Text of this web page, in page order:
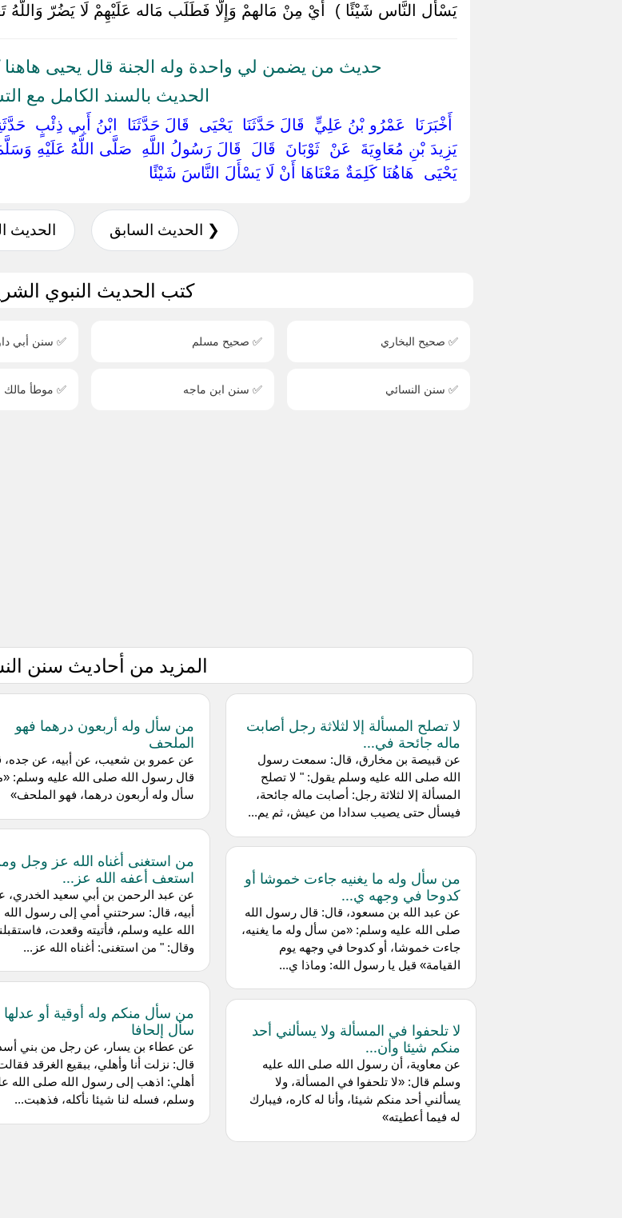
يَسْأَل النَّاس شَيْئًا ) ‏ ‏أَيْ مِنْ مَالهمْ وَإِلَّا فَطَلَب مَاله عَلَيْهِمْ لَا يَضُرّ وَاللَّهُ
حديث من يضمن لي واحدة وله الجنة قال يحيى هاهنا
الحديث بالسند الكامل مع
‏أَخْبَرَنَا ‏ ‏عَمْرُو بْنُ عَلِيٍّ ‏ ‏قَالَ حَدَّثَنَا ‏ ‏يَحْيَى ‏ ‏قَالَ حَدَّثَنَا ‏ ‏ابْنُ أَبِي ذِئْبٍ
يَزِيدَ بْنِ مُعَاوِيَةَ ‏ ‏عَنْ ‏ ‏ثَوْبَانَ ‏ ‏قَالَ ‏ ‏قَالَ رَسُولُ اللَّهِ ‏ ‏صَلَّى اللَّهُ عَلَيْهِ
‏يَحْيَى ‏ ‏هَاهُنَا كَلِمَةٌ مَعْنَاهَا أَنْ لَا يَسْأَلَ النَّاسَ شَيْئًا ‏
❮ الحديث السابق الحديث
كتب الحديث النبوي
✅ صحيح البخاري ✅ صحيح مسلم ✅ سنن أبي
✅ سنن النسائي ✅ سنن ابن ماجه ✅ موطأ مالك
المزيد من أحاديث سنن
لا تصلح المسألة إلا لثلاثة رجل أصابت
ماله جائحة في...
عن قبيصة بن مخارق، قال: سمعت رسول
الله صلى الله عليه وسلم يقول: " لا تصلح
المسألة إلا لثلاثة رجل: أصابت ماله جائحة،
فيسأل حتى يصيب سدادا من عيش، ثم يم...
من سأل وله ما يغنيه جاءت خموشا أو
كدوحا في وجهه ي...
عن عبد الله بن مسعود، قال: قال رسول الله
صلى الله عليه وسلم: «من سأل وله ما يغنيه،
جاءت خموشا، أو كدوحا في وجهه يوم
القيامة» قيل يا رسول الله: وماذا ي...
لا تلحفوا في المسألة ولا يسألني أحد
منكم شيئا وأن...
عن معاوية، أن رسول الله صلى الله عليه
وسلم قال: «لا تلحفوا في المسألة، ولا
يسألني أحد منكم شيئا، وأنا له كاره، فيبارك
له فيما أعطيته»
من سأل وله أربعون درهما فهو
الملحف
عن عمرو بن شعيب، عن أبيه، عن جده،
قال رسول الله صلى الله عليه وسلم:
سأل وله أربعون درهما، فهو الملحف»
من استغنى أغناه الله عز وجل
استعف أعفه الله عز...
عن عبد الرحمن بن أبي سعيد الخدري،
أبيه، قال: سرحتني أمي إلى رسول
الله عليه وسلم، فأتيته وقعدت،
وقال: " من استغنى: أغناه الله عز...
من سأل منكم وله أوقية أو عدلها
سأل إلحافا
عن عطاء بن يسار، عن رجل من بني
قال: نزلت أنا وأهلي، ببقيع الغرقد
أهلي: اذهب إلى رسول الله صلى الله
وسلم، فسله لنا شيئا نأكله، فذهبت...